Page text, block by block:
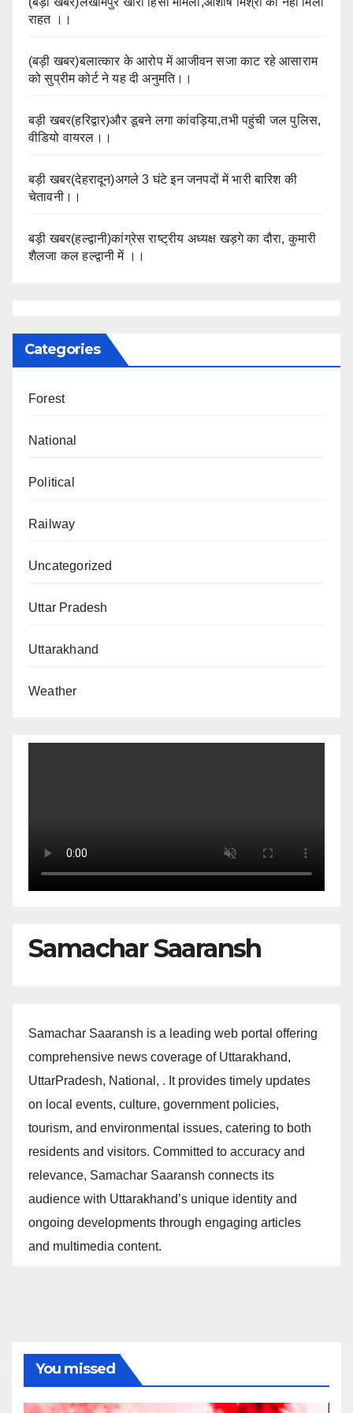
राहत ।।
(बड़ी खबर)बलात्कार के आरोप में आजीवन सजा काट रहे आसाराम
को सुप्रीम कोर्ट ने यह दी अनुमति।।
बड़ी खबर(हरिद्वार)और डूबने लगा कांवड़िया,तभी पहुंची जल पुलिस,
वीडियो वायरल।।
बड़ी खबर(देहरादून)अगले 3 घंटे इन जनपदों में भारी बारिश की
चेतावनी।।
बड़ी खबर(हल्द्वानी)कांग्रेस राष्ट्रीय अध्यक्ष खड़गे का दौरा, कुमारी
शैलजा कल हल्द्वानी में ।।
Categories
Forest
National
Political
Railway
Uncategorized
Uttar Pradesh
Uttarakhand
Weather
Samachar Saaransh
Samachar Saaransh is a leading web portal offering
comprehensive news coverage of Uttarakhand,
UttarPradesh, National, . It provides timely updates
on local events, culture, government policies,
tourism, and environmental issues, catering to both
residents and visitors. Committed to accuracy and
relevance, Samachar Saaransh connects its
audience with Uttarakhand’s unique identity and
ongoing developments through engaging articles
and multimedia content.
You missed